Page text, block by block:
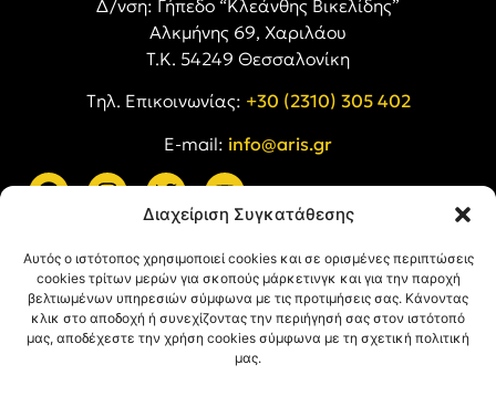
Διαχείριση Συγκατάθεσης
Αυτός ο ιστότοπος χρησιμοποιεί cookies και σε ορισμένες περιπτώσεις
cookies τρίτων μερών για σκοπούς μάρκετινγκ και για την παροχή
βελτιωμένων υπηρεσιών σύμφωνα με τις προτιμήσεις σας. Κάνοντας
κλικ στο αποδοχή ή συνεχίζοντας την περιήγησή σας στον ιστότοπό
μας, αποδέχεστε την χρήση cookies σύμφωνα με τη σχετική πολιτική
μας.
Δ/νση: Γήπεδο “Κλεάνθης Βικελίδης”
Αλκμήνης 69, Χαριλάου
Τ.Κ. 54249 Θεσσαλονίκη
Tηλ. Επικοινωνίας: +30 (2310) 305 402
E-mail: info@aris.gr